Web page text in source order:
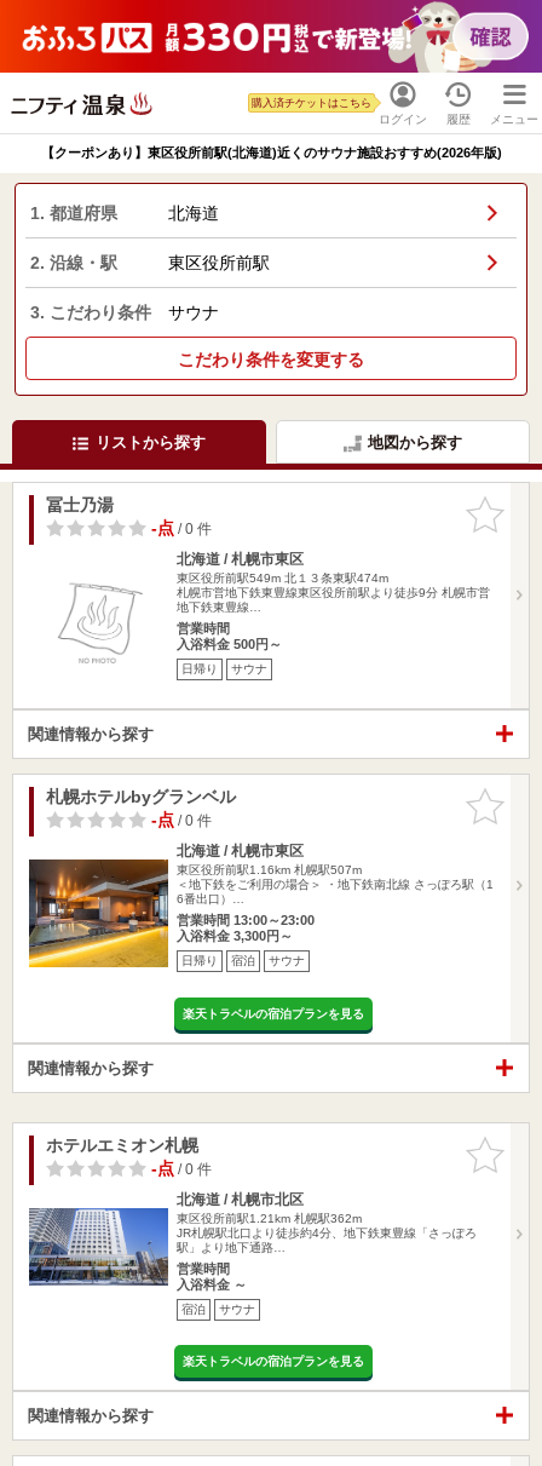
ログイン
購入済チケットはこちら
履歴 メニュー
【クーポンあり】東区役所前駅(北海道)近くのサウナ施設おすすめ(2026年版)
1. 都道府県 北海道
2. 沿線・駅 東区役所前駅
3. こだわり条件 サウナ
こだわり条件を変更する
リストから探す 地図から探す
お気に入
りに追加
冨士乃湯
-点/ 0 件
北海道 / 札幌市東区
東区役所前駅549m 北１３条東駅474m
札幌市営地下鉄東豊線東区役所前駅より徒歩9分 札幌市営
地下鉄東豊線…
営業時間
入浴料金 500円～
日帰り サウナ
関連情報から探す
お気に入
りに追加
札幌ホテルbyグランベル
-点/ 0 件
北海道 / 札幌市東区
東区役所前駅1.16km 札幌駅507m
＜地下鉄をご利用の場合＞ ・地下鉄南北線 さっぽろ駅（1
6番出口）…
営業時間 13:00～23:00
入浴料金 3,300円～
日帰り 宿泊 サウナ
楽天トラベルの宿泊プランを見る
関連情報から探す
お気に入
りに追加
ホテルエミオン札幌
-点/ 0 件
北海道 / 札幌市北区
東区役所前駅1.21km 札幌駅362m
JR札幌駅北口より徒歩約4分、地下鉄東豊線「さっぽろ
駅」より地下通路…
営業時間
入浴料金 ～
宿泊 サウナ
楽天トラベルの宿泊プランを見る
関連情報から探す